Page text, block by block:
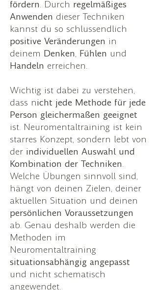
fördern. Durch regelmäßiges
Anwenden dieser Techniken
kannst du so schlussendlich
positive Veränderungen in
deinem Denken, Fühlen und
Handeln erreichen.
Wichtig ist dabei zu verstehen,
dass nicht jede Methode für jede
Person gleichermaßen geeignet
ist. Neuromentaltraining ist kein
starres Konzept, sondern lebt von
der individuellen Auswahl und
Kombination der Techniken.
Welche Übungen sinnvoll sind,
hängt von deinen Zielen, deiner
aktuellen Situation und deinen
persönlichen Voraussetzungen
ab. Genau deshalb werden die
Methoden im
Neuromentaltraining
situationsabhängig angepasst
und nicht schematisch
angewendet.